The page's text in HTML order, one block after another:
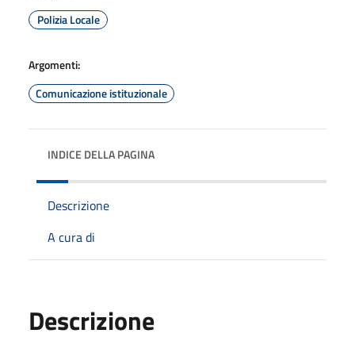
Polizia Locale
Argomenti:
Comunicazione istituzionale
INDICE DELLA PAGINA
Descrizione
A cura di
Descrizione